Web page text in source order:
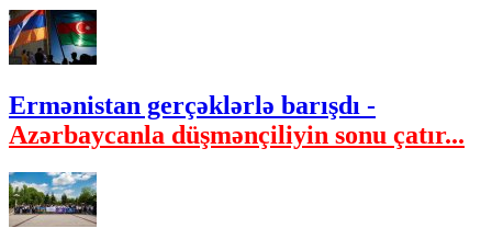
Ermənistan gerçəklərlə barışdı -
Azərbaycanla düşmənçiliyin sonu çatır...